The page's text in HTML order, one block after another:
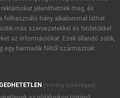
újdonságairól, akcióiról.
Kiadó Zrt. újdonságairól,
foglaltakat tudomásul
jeleníthetnek meg, és
felhasználó hány alkalommal láthat
más szervezetekkel és hirdetőkkel
az információkat. Ezek állandó sütik,
egy harmadik féltől származnak.
(mindig szükséges)